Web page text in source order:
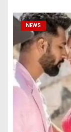
NEWS